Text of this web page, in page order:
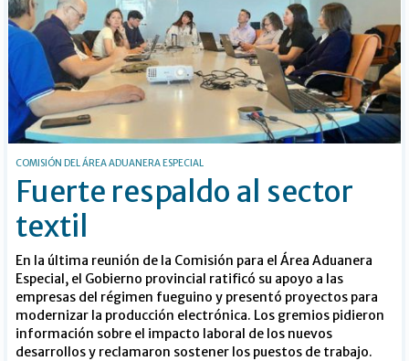
COMISIÓN DEL ÁREA ADUANERA ESPECIAL
Fuerte respaldo al sector
textil
En la última reunión de la Comisión para el Área Aduanera
Especial, el Gobierno provincial ratificó su apoyo a las
empresas del régimen fueguino y presentó proyectos para
modernizar la producción electrónica. Los gremios pidieron
información sobre el impacto laboral de los nuevos
desarrollos y reclamaron sostener los puestos de trabajo.